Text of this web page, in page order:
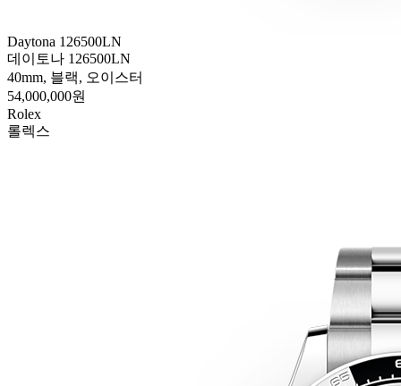
Daytona 126500LN
데이토나 126500LN
40mm, 블랙, 오이스터
54,000,000원
Rolex
롤렉스